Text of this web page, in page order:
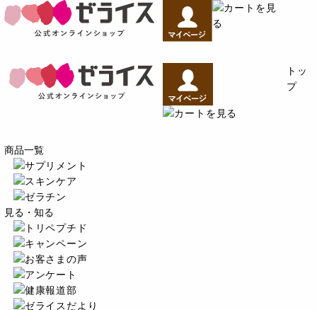
トッ
プ
商品一覧
見る・知る